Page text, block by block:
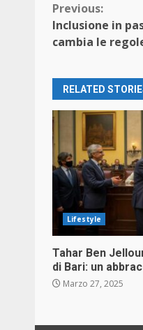
Continue
Reading
Previous:
Inclusione in
cambia le
RELATED
Lifestyle
Tahar Ben
di Bari: un
Marzo 27, 2025